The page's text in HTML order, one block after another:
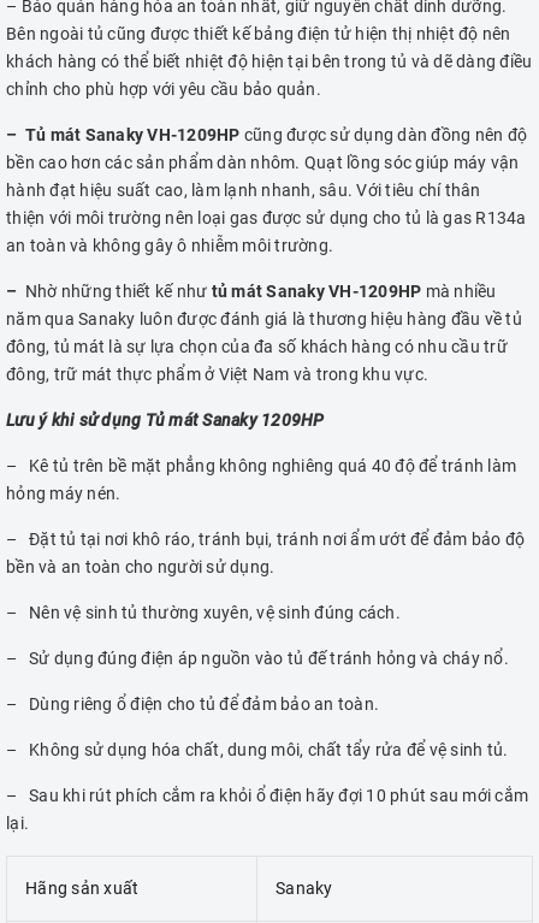
– Bảo quản hàng hóa an toàn nhất, giữ nguyên chất dinh dưỡng.
Bên ngoài tủ cũng được thiết kế bảng điện tử hiện thị nhiệt độ nên
khách hàng có thể biết nhiệt độ hiện tại bên trong tủ và dẽ dàng điều
chỉnh cho phù hợp với yêu cầu bảo quản.
– Tủ mát Sanaky VH-1209HP cũng được sử dụng dàn đồng nên độ
bền cao hơn các sản phẩm dàn nhôm. Quạt lồng sóc giúp máy vận
hành đạt hiệu suất cao, làm lạnh nhanh, sâu. Với tiêu chí thân
thiện với môi trường nên loại gas được sử dụng cho tủ là gas R134a
an toàn và không gây ô nhiễm môi trường.
– Nhờ những thiết kế như tủ mát Sanaky VH-1209HP mà nhiều
năm qua Sanaky luôn được đánh giá là thương hiệu hàng đầu về tủ
đông, tủ mát là sự lựa chọn của đa số khách hàng có nhu cầu trữ
đông, trữ mát thực phẩm ở Việt Nam và trong khu vực.
Lưu ý khi sử dụng Tủ mát Sanaky 1209HP
– Kê tủ trên bề mặt phẳng không nghiêng quá 40 độ để tránh làm
hỏng máy nén.
– Đặt tủ tại nơi khô ráo, tránh bụi, tránh nơi ẩm ướt để đảm bảo độ
bền và an toàn cho người sử dụng.
– Nên vệ sinh tủ thường xuyên, vệ sinh đúng cách.
– Sử dụng đúng điện áp nguồn vào tủ đế tránh hỏng và cháy nổ.
– Dùng riêng ổ điện cho tủ để đảm bảo an toàn.
– Không sử dụng hóa chất, dung môi, chất tẩy rửa để vệ sinh tủ.
– Sau khi rút phích cắm ra khỏi ổ điện hãy đợi 10 phút sau mới cắm
lại.
Hãng sản xuất Sanaky